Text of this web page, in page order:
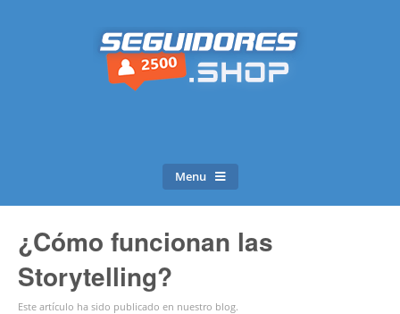
Menu
¿Cómo funcionan las
Storytelling?
Este artículo ha sido publicado en nuestro blog.